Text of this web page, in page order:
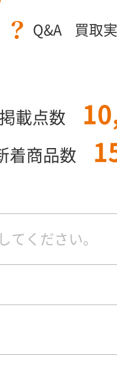
Q&A 買取
載点数
着商品数